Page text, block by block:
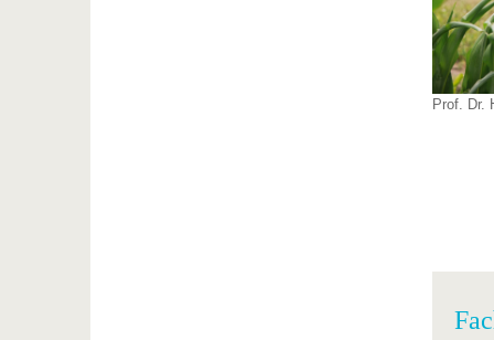
Prof. Dr.